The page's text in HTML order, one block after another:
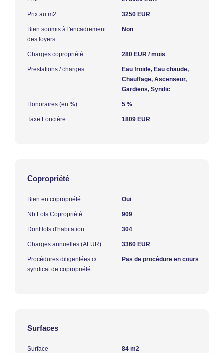
Prix au m2 3250 EUR
Bien soumis à l'encadrement
des loyers
Non
Charges copropriété 280 EUR / mois
Prestations / charges
Eau froide, Eau chaude,
Chauffage, Ascenseur,
Gardiens, Syndic
Honoraires (en %) 5 %
Taxe Foncière 1809 EUR
Copropriété
Bien en copropriété Oui
Nb Lots Copropriété 909
Dont lots d'habitation 304
Charges annuelles (ALUR) 3360 EUR
Procédures diligentées c/
syndicat de copropriété
Pas de procédure en cours
Surfaces
Surface 84 m2